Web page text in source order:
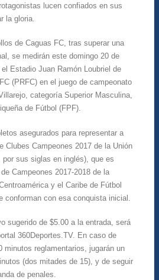
lucen confiados en sus
la gloria.
de Caguas FC, tras superar una
se medirán este domingo 20 de
Estadio Juan Ramón Loubriel de
(PRFC) en el juego de campeonato
categoría Superior Masculina,
de Fútbol (FPF).
asegurados para representar a
Clubes Campeones 2017 de la Unión
por sus siglas en inglés), que es
Campeones 2017-2018 de la
y el Caribe de Fútbol
conforman con esa conquista inicial.
sugerido de $5.00 a la entrada, será
360Deportes.TV. En caso de
minutos reglamentarios, jugarán un
(dos mitades de 15), y de seguir
de penales.